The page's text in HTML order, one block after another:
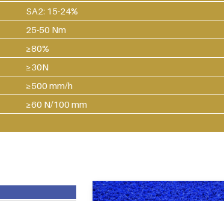
SA2: 15-24%
25-50 Nm
≥80%
≥30N
≥500 mm/h
≥60 N/100 mm